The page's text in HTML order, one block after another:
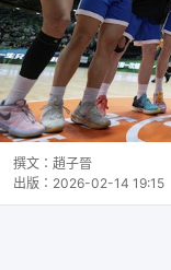
撰文： 趙子晉
出版： 2026-02-14 19:15